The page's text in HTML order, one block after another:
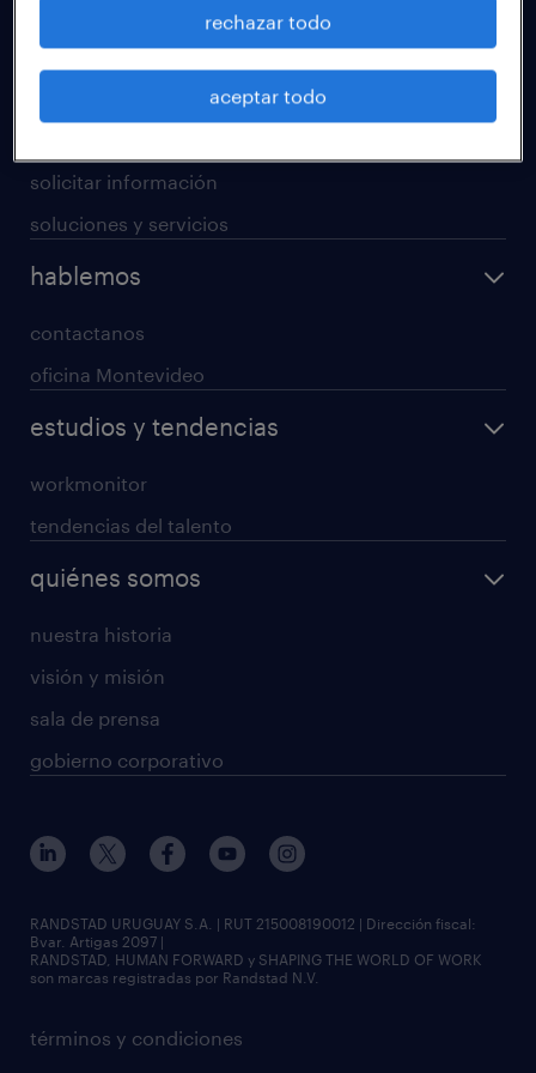
professional
solicitar información
soluciones y servicios
hablemos
contactanos
oficina Montevideo
estudios y tendencias
workmonitor
tendencias del talento
quiénes somos
nuestra historia
visión y misión
sala de prensa
gobierno corporativo
términos y condiciones
RANDSTAD URUGUAY S.A. | RUT 215008190012 | Dirección fiscal:
Bvar. Artigas 2097 |
RANDSTAD, HUMAN FORWARD y SHAPING THE WORLD OF WORK
son marcas registradas por Randstad N.V.
rechazar todo
aceptar todo